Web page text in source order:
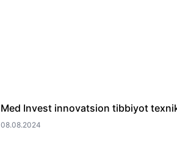
Med Invest innovatsion tibbiyot
08.08.2024